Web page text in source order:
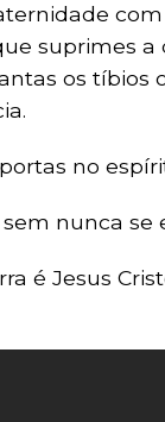
suprimes a
os tíbios
no
nunca se
é Jesus